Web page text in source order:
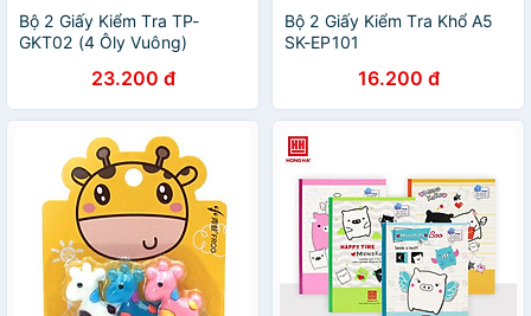
Bộ 2 Giấy Kiểm Tra TP-
GKT02 (4 Ôly Vuông)
23.200 đ
Bộ 2 Giấy Kiểm Tra Khổ A5
SK-EP101
16.200 đ